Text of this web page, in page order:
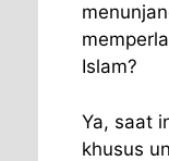
Islam?
Ya, saat
khusus